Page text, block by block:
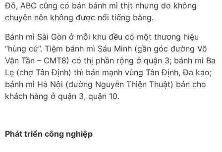
Đô, ABC cũng có bán bánh mì thịt nhưng do không
chuyên nên không được nổi tiếng bằng.
Bánh mì Sài Gòn ở mỗi khu đều có một thương hiệu
“hùng cứ”. Tiệm bánh mì Sáu Minh (gần góc đường Võ
Văn Tần – CMT8) có thị phần rộng ở quận 3; bánh mì Ba
Lẹ (chợ Tân Định) thì bán mạnh vùng Tân Định, Đa kao;
bánh mì Hà Nội (đường Nguyễn Thiện Thuật) bán cho
khách hàng ở quận 3, quận 10.
Phát triển công nghiệp